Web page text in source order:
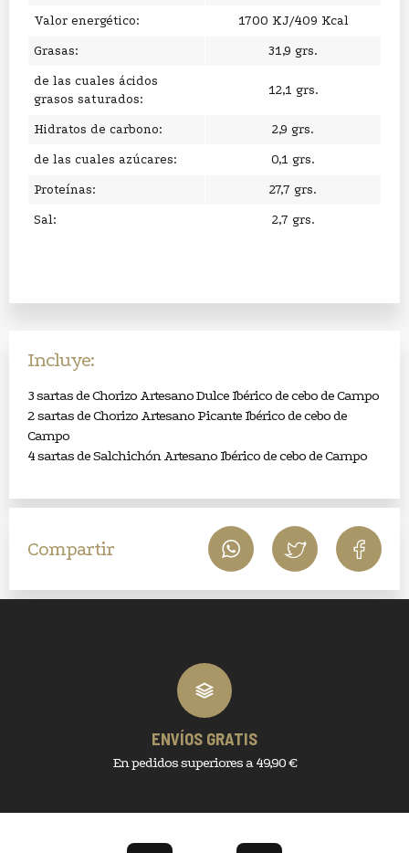
Valor energético: 1700 KJ/409 Kcal
Grasas: 31,9 grs.
de las cuales ácidos
grasos saturados:
12,1 grs.
Hidratos de carbono: 2,9 grs.
de las cuales azúcares: 0,1 grs.
Proteínas: 27,7 grs.
Sal: 2,7 grs.
Incluye:
3 sartas de Chorizo Artesano Dulce Ibérico de cebo de Campo
2 sartas de Chorizo Artesano Picante Ibérico de cebo de
Campo
4 sartas de Salchichón Artesano Ibérico de cebo de Campo
Compartir
ENVÍOS GRATIS
En pedidos superiores a 49,90 €